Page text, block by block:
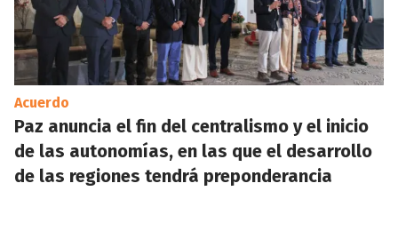
Acuerdo
Paz anuncia el fin del centralismo y el inicio
de las autonomías, en las que el desarrollo
de las regiones tendrá preponderancia